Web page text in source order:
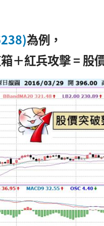
為例，
＋紅兵攻擊 = 股